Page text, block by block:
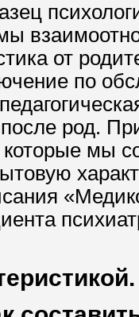
от
по
род.
мы